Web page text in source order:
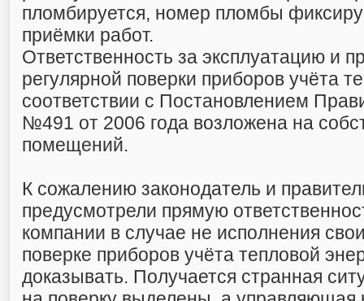
пломбируется, номер пломбы
приёмки работ.
Ответственность за эксплуатацию и
регулярной поверки приборов учёта
соответствии с Постановлением
№491 от 2006 года возложена на
помещений.
К сожалению законодатель и
предусмотрели прямую
компании в случае не исполнения
поверке приборов учёта тепловой
доказывать. Получается странная